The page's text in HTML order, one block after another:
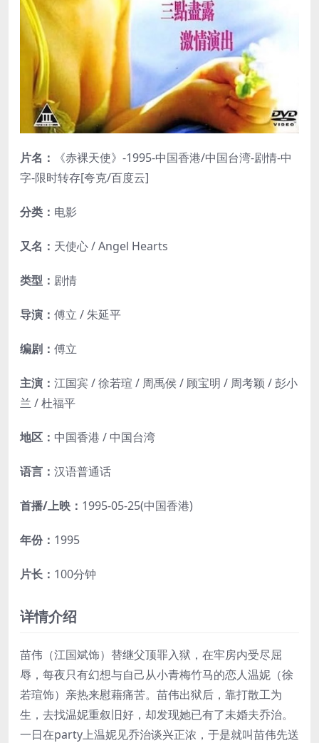
片名：
《赤裸天使》-1995-中国香港/中国台湾-剧情-中
字-限时转存[夸克/百度云]
分类： 电影
又名： 天使心 / Angel Hearts
类型： 剧情
导演： 傅立 / 朱延平
编剧： 傅立
主演： 江国宾 / 徐若瑄 / 周禹侯 / 顾宝明 / 周考颖 / 彭小
兰 / 杜福平
地区： 中国香港 / 中国台湾
语言： 汉语普通话
首播/上映： 1995-05-25(中国香港)
年份： 1995
片长： 100分钟
详情介绍
苗伟（江国斌饰）替继父顶罪入狱，在牢房内受尽屈
辱，每夜只有幻想与自己从小青梅竹马的恋人温妮（徐
若瑄饰）亲热来慰藉痛苦。苗伟出狱后，靠打散工为
生，去找温妮重叙旧好，却发现她已有了未婚夫乔治。
一日在party上温妮见乔治谈兴正浓，于是就叫苗伟先送